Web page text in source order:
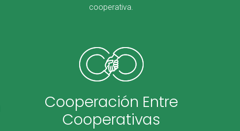
cooperativa.
Cooperación Entre
Cooperativas